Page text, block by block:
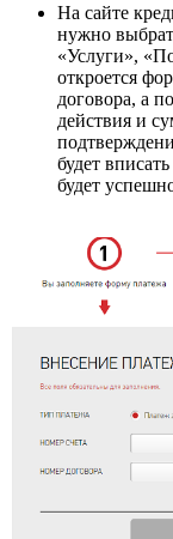
На сайте
нужно
«Услуги»,
откроется
договора, а
действия и
будет
будет